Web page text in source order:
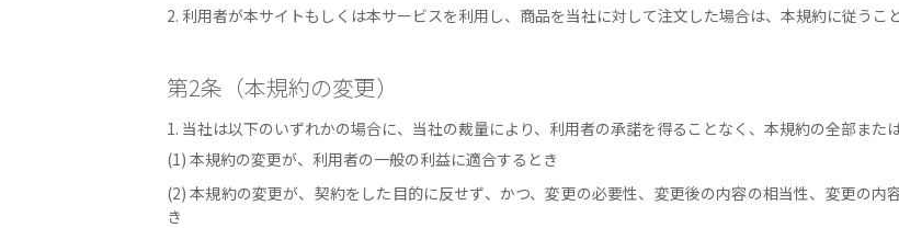
2. 利用者が本サイトもしくは本サービスを利用し、商品を当社に対して注文した場合は、本規約に従うこ
第2条（本規約の変更）
1. 当社は以下のいずれかの場合に、当社の裁量により、利用者の承諾を得ることなく、本規約の全部また
(1) 本規約の変更が、利用者の一般の利益に適合するとき
(2) 本規約の変更が、契約をした目的に反せず、かつ、変更の必要性、変更後の内容の相当性、変更の
き